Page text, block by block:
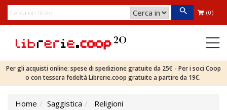
(0)
Per gli acquisti online: spese di spedizione gratuite da 25€ - Per i soci Coop
o con tessera fedeltà Librerie.coop gratuite a partire da 19€.
Home Saggistica
Religioni